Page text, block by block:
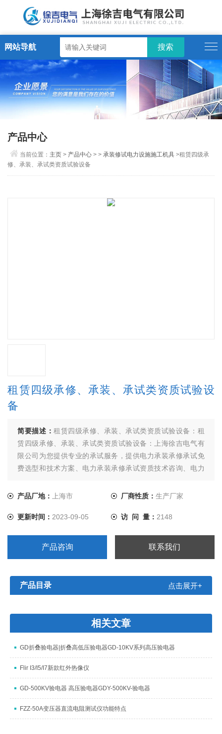
网站导航
产品中心
当前位置： 主页 > 产品中心 > >承装修试电力设施施工机具 >租赁四级承
修、承装、承试类资质试验设备
租赁四级承修、承装、承试类资质试验设
备
简要描述：租赁四级承修、承装、承试类资质试验设备：租
赁四级承修、承装、承试类资质试验设备：上海徐吉电气有
限公司为您提供专业的承试服务，提供电力承装承修承试免
费选型和技术方案、电力承装承修承试资质技术咨询、电力
力试验设备升级、电力承装承修承试资质试验人员培训等*服
后无忧。
产品厂地：上海市 厂商性质： 生产厂家
更新时间：2023-09-05 访 问 量： 2148
产品咨询 联系我们
产品目录 点击展开+
相关文章
GD折叠验电器|折叠高低压验电器GD-10KV系列高压验电器
Flir I3/I5/I7新款红外热像仪
GD-500KV验电器 高压验电器GDY-500KV-验电器
FZZ-50A变压器直流电阻测试仪功能特点